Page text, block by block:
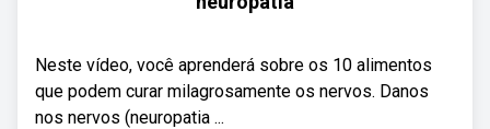
Neste vídeo, você aprenderá sobre os 10 alimentos
que podem curar milagrosamente os nervos. Danos
nos nervos (neuropatia ...